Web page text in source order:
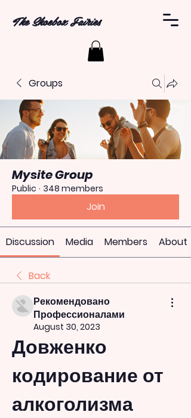
The Shoebox Fairies
Groups
Mysite Group
Public · 348 members
Join
Discussion Media Members About
Back
Рекомендовано
Профессионалами
August 30, 2023
Довженко
кодирование от
алкоголизма